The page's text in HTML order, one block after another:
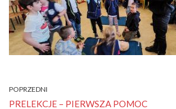
POPRZEDNI
PRELEKCJE – PIERWSZA POMOC